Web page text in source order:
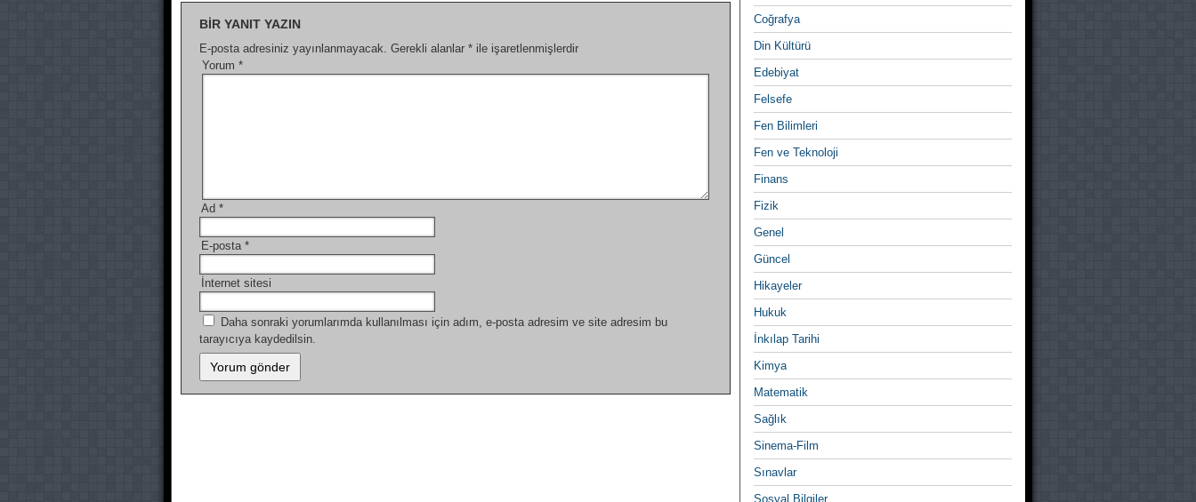
BIR YANIT YAZIN
E-posta adresiniz yayınlanmayacak. Gerekli alanlar * ile işaretlenmişlerdir
Yorum *
Ad *
E-posta *
İnternet sitesi
Daha sonraki yorumlarımda kullanılması için adım, e-posta adresim ve site adresim bu
tarayıcıya kaydedilsin.
Coğrafya
Din Kültürü
Edebiyat
Felsefe
Fen Bilimleri
Fen ve Teknoloji
Finans
Fizik
Genel
Güncel
Hikayeler
Hukuk
İnkılap Tarihi
Kimya
Matematik
Sağlık
Sinema-Film
Sınavlar
Sosyal Bilgiler